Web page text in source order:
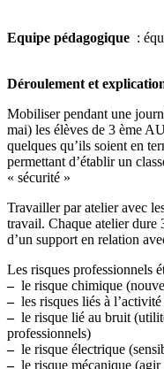
Equipe pédagogique :
Déroulement et
Mobiliser pendant une
mai) les élèves de 3 ème
quelques qu’ils soient en
permettant d’établir un
« sécurité »
Travailler par atelier avec
travail. Chaque atelier dure
d’un support en relation
Les risques professionnels
–le risque chimique
–les risques liés à
–le risque lié au bruit
professionnels)
–le risque électrique
–le risque mécanique (agir